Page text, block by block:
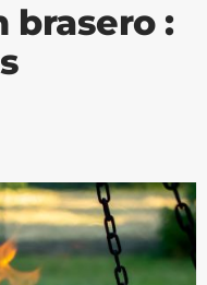
brasero :